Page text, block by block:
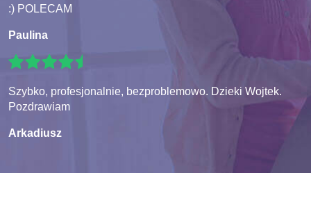
:) POLECAM
Paulina
Szybko, profesjonalnie, bezproblemowo. Dzieki Wojtek.
Pozdrawiam
Arkadiusz